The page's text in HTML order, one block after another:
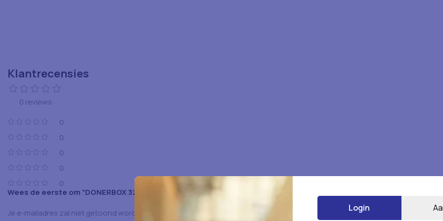
Klantrecensies
0 reviews
0
0
0
0
0
Wees de eerste om “DONERBOX 32 OZ KARTON WIT 20X25 STK” te beoordelen
Je e-mailadres zal niet getoond worden.
Vereiste velden zijn gemarkeerd met
Login